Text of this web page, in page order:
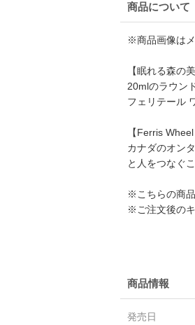
商品について
※商品画像は
【眠れる森の
20mlのラウン
フェリテール
【Ferris
カナダのオン
と人をつなぐ
※こちらの商
※ご注文後の
商品情報
発売日